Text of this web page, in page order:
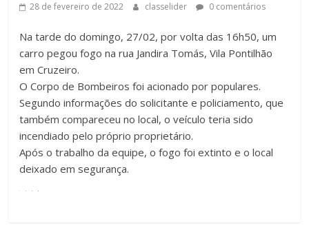
28 de fevereiro de 2022 classelider 0 comentários
Na tarde do domingo, 27/02, por volta das 16h50, um
carro pegou fogo na rua Jandira Tomás, Vila Pontilhão
em Cruzeiro.
O Corpo de Bombeiros foi acionado por populares.
Segundo informações do solicitante e policiamento, que
também compareceu no local, o veículo teria sido
incendiado pelo próprio proprietário.
Após o trabalho da equipe, o fogo foi extinto e o local
deixado em segurança.